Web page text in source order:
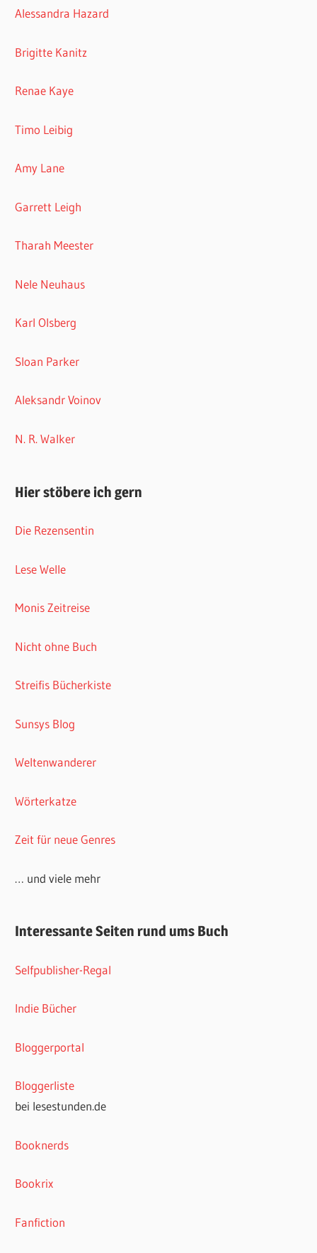
Alessandra Hazard
Brigitte Kanitz
Renae Kaye
Timo Leibig
Amy Lane
Garrett Leigh
Tharah Meester
Nele Neuhaus
Karl Olsberg
Sloan Parker
Aleksandr Voinov
N. R. Walker
Hier stöbere ich gern
Die Rezensentin
Lese Welle
Monis Zeitreise
Nicht ohne Buch
Streifis Bücherkiste
Sunsys Blog
Weltenwanderer
Wörterkatze
Zeit für neue Genres
… und viele mehr
Interessante Seiten rund ums Buch
Selfpublisher-Regal
Indie Bücher
Bloggerportal
Bloggerliste
bei lesestunden.de
Booknerds
Bookrix
Fanfiction